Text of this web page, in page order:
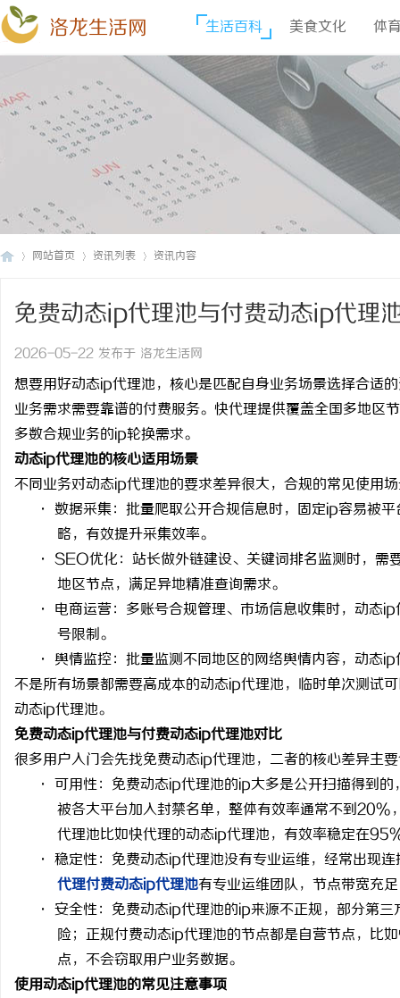
洛龙生活网 生活百科 美食文化 体
网站首页 资讯列表 资讯内容
免费动态ip代理池与付费动态ip代理
2026-05-22 发布于 洛龙生活网
想要用好动态ip代理池 ，核心是匹配自身业务场景选择合适
业务需求需要靠谱的付费服务。快代理提供覆盖全国多地区
多数合规业务的ip轮换需求。
动态ip代理池的核心适用场景
不同业务对动态ip代理池的要求差异很大，合规的常见使用
· 数据采集：批量爬取公开合规信息时，固定ip容易被平
略，有效提升采集效率。
· SEO优化：站长做外链建设、关键词排名监测时，需
地区节点，满足异地精准查询需求。
· 电商运营：多账号合规管理、市场信息收集时，动态ip
号限制。
· 舆情监控：批量监测不同地区的网络舆情内容，动态ip
不是所有场景都需要高成本的动态ip代理池，临时单次测试
动态ip代理池。
免费动态ip代理池与付费动态ip代理池对比
很多用户入门会先找免费动态ip代理池，二者的核心差异主
· 可用性：免费动态ip代理池的ip大多是公开扫描得到的
被各大平台加入封禁名单，整体有效率通常不到20%
代理池比如快代理的动态ip代理池，有效率稳定在
· 稳定性：免费动态ip代理池没有专业运维，经常出现
代理付费动态ip代理池有专业运维团队，节点带宽充
· 安全性：免费动态ip代理池的ip来源不正规，部分第三
险；正规付费动态ip代理池的节点都是自营节点，比
点，不会窃取用户业务数据。
使用动态ip代理池的常见注意事项
3d激光内雕机：精密雕